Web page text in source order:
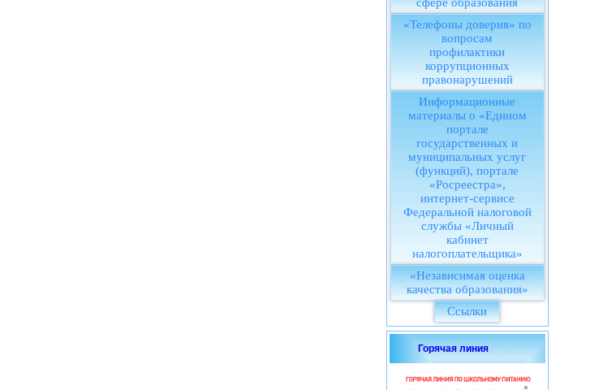
«Телефоны доверия» по
вопросам
профилактики
коррупционных
правонарушений
Информационные
материалы о «Едином
портале
государственных и
муниципальных услуг
(функций), портале
«Росреестра»,
интернет-сервисе
Федеральной налоговой
службы «Личный
кабинет
налогоплательщика»
«Независимая оценка
качества образования»
Ссылки
Горячая линия